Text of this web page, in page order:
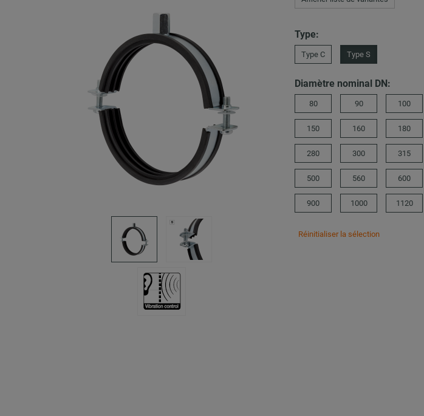
Type:
Type C Type S
Diamètre nominal DN:
80 90 100
150 160 180
280 300 315
500 560 600
900 1000 1120
Réinitialiser la sélection